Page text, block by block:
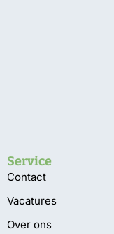
Service
Contact
Vacatures
Over ons